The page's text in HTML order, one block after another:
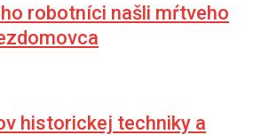
robotníci našli mŕtveho
historickej techniky a